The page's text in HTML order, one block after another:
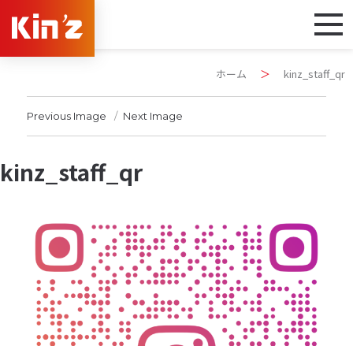
ホーム ＞ kinz_staff_qr
Previous Image Next Image
kinz_staff_qr